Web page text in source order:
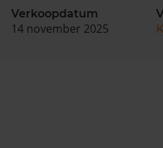
Verkoopdatum
14 november 2025